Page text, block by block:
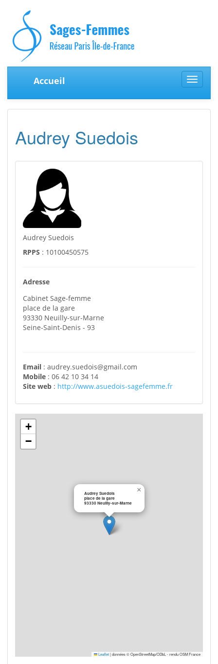
Toggle
Accueil
Audrey Suedois
Audrey Suedois
RPPS : 10100450575
Adresse
Cabinet Sage-femme
place de la gare
93330 Neuilly-sur-Marne
Seine-Saint-Denis - 93
Email : audrey.suedois@gmail.com
Mobile : 06 42 10 34 14
Site web : http://www.asuedois-sagefemme.fr
Audrey Suedois
place de la gare
93330 Neuilly-sur-Marne
×
+
−
Leaflet|données © OpenStreetMap/ODbL - rendu OSM France